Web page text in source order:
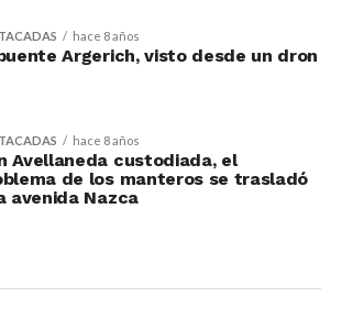
hace 8 años
Argerich, visto desde un dron
hace 8 años
Avellaneda custodiada, el
de los manteros se trasladó
avenida Nazca